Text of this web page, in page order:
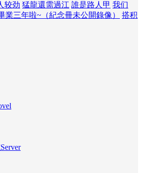
较劲 猛龍還需過江 誰是路人甲 我们
業三年啦~（紀念冊未公開錄像）
搭积